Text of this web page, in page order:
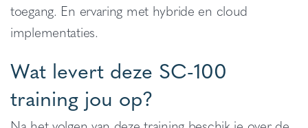
toegang. En ervaring met hybride en cloud
implementaties.
Wat levert deze SC-100
training jou op?